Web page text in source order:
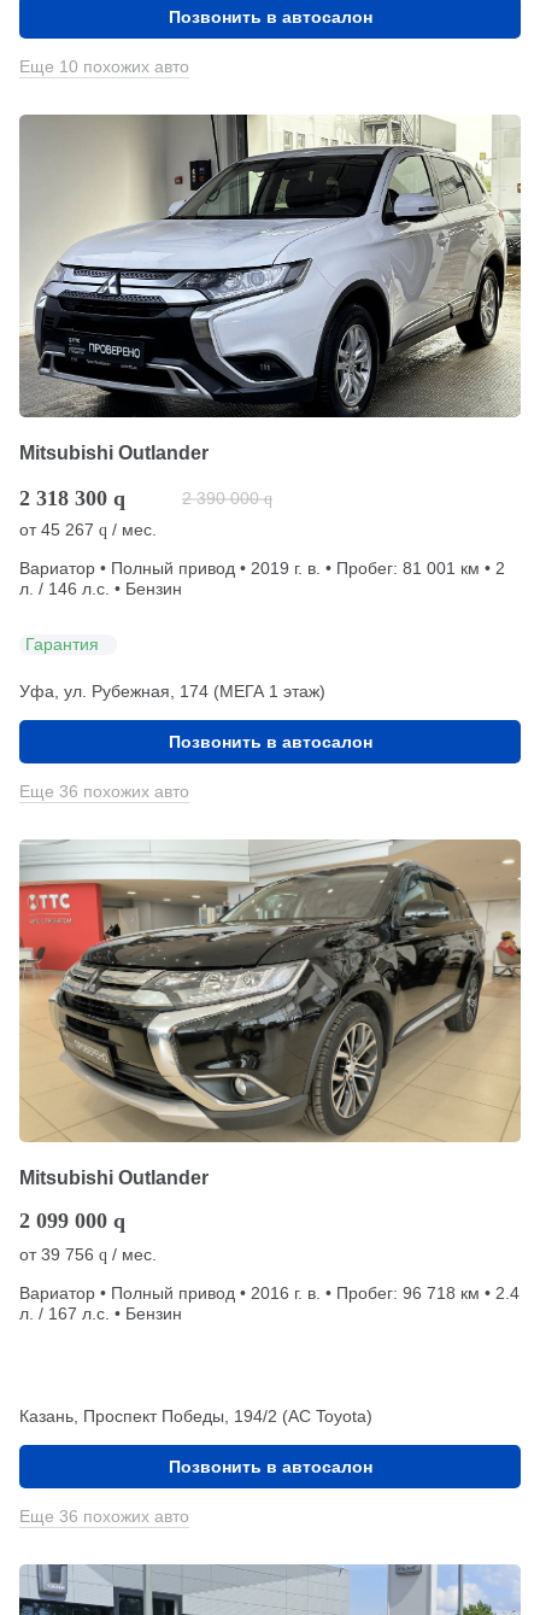
Позвонить в автосалон
Еще 10 похожих авто
Mitsubishi Outlander
2 318 300 q 2 390 000 q
от45 267 q / мес.
Вариатор • Полный привод • 2019 г. в. • Пробег: 81 001 км • 2
л. / 146 л.с. • Бензин
Гарантия
Уфа, ул. Рубежная, 174 (МЕГА 1 этаж)
Позвонить в автосалон
Еще 36 похожих авто
Mitsubishi Outlander
2 099 000 q
от39 756 q / мес.
Вариатор • Полный привод • 2016 г. в. • Пробег: 96 718 км • 2.4
л. / 167 л.с. • Бензин
Казань, Проспект Победы, 194/2 (АС Toyota)
Позвонить в автосалон
Еще 36 похожих авто